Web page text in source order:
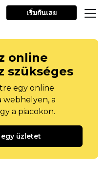
เริ่มกันเลย
online
szükséges
egy online
webhelyen, a
a piacokon.
üzletet